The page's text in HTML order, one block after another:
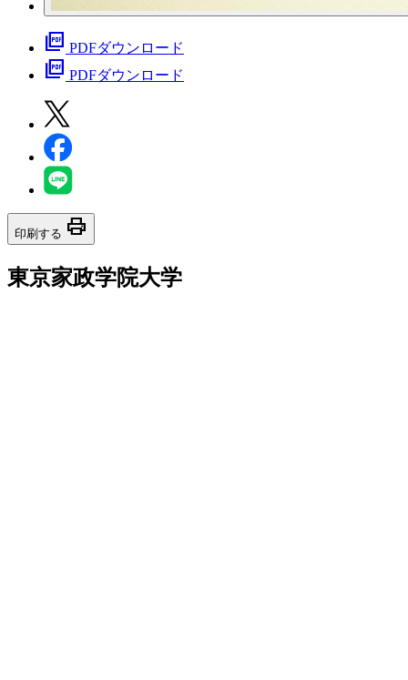
picture_as_pdf PDFダウンロード
picture_as_pdf PDFダウンロード
印刷する print
東京家政学院大学